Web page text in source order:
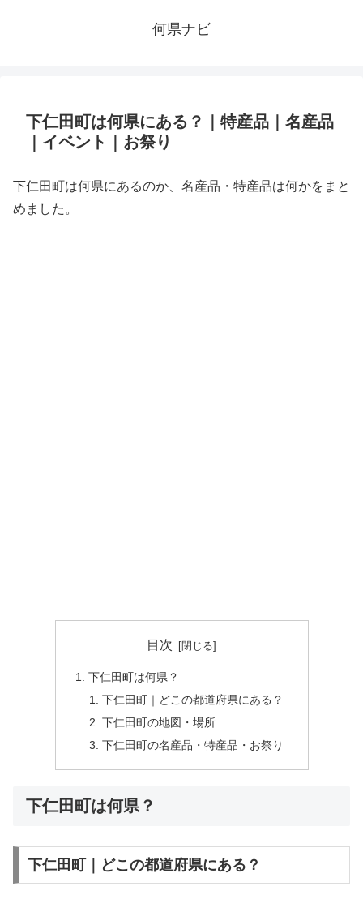
何県ナビ
下仁田町は何県にある？｜特産品｜名産品
｜イベント｜お祭り
下仁田町は何県にあるのか、名産品・特産品は何かをまと
めました。
目次
下仁田町は何県？
下仁田町｜どこの都道府県にある？
下仁田町の地図・場所
下仁田町の名産品・特産品・お祭り
下仁田町は何県？
下仁田町｜どこの都道府県にある？